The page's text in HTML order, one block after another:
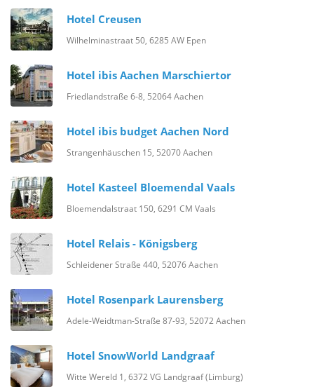
Hotel Creusen
Wilhelminastraat 50, 6285 AW Epen
Hotel ibis Aachen Marschiertor
Friedlandstraße 6-8, 52064 Aachen
Hotel ibis budget Aachen Nord
Strangenhäuschen 15, 52070 Aachen
Hotel Kasteel Bloemendal Vaals
Bloemendalstraat 150, 6291 CM Vaals
Hotel Relais - Königsberg
Schleidener Straße 440, 52076 Aachen
Hotel Rosenpark Laurensberg
Adele-Weidtman-Straße 87-93, 52072 Aachen
Hotel SnowWorld Landgraaf
Witte Wereld 1, 6372 VG Landgraaf (Limburg)